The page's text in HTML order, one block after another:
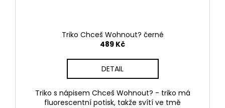
Triko Chceš Wohnout? černé
489 Kč
DETAIL
Triko s nápisem Chceš Wohnout? - triko má
fluorescentní potisk, takže svítí ve tmě